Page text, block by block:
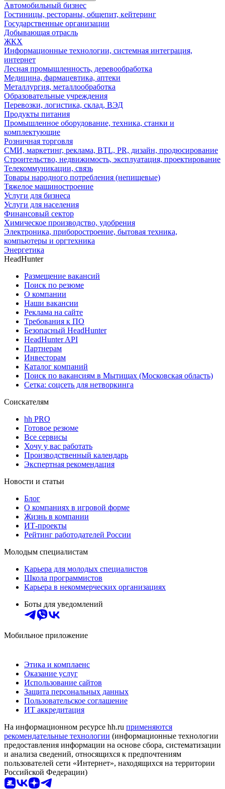
Автомобильный бизнес
Гостиницы, рестораны, общепит, кейтеринг
Государственные организации
Добывающая отрасль
ЖКХ
Информационные технологии, системная интеграция,
интернет
Лесная промышленность, деревообработка
Медицина, фармацевтика, аптеки
Металлургия, металлообработка
Образовательные учреждения
Перевозки, логистика, склад, ВЭД
Продукты питания
Промышленное оборудование, техника, станки и
комплектующие
Розничная торговля
СМИ, маркетинг, реклама, BTL, PR, дизайн, продюсирование
Строительство, недвижимость, эксплуатация, проектирование
Телекоммуникации, связь
Товары народного потребления (непищевые)
Тяжелое машиностроение
Услуги для бизнеса
Услуги для населения
Финансовый сектор
Химическое производство, удобрения
Электроника, приборостроение, бытовая техника,
компьютеры и оргтехника
Энергетика
HeadHunter
Размещение вакансий
Поиск по резюме
О компании
Наши вакансии
Реклама на сайте
Требования к ПО
Безопасный HeadHunter
HeadHunter API
Партнерам
Инвесторам
Каталог компаний
Поиск по вакансиям в Мытищах (Московская область)
Сетка: соцсеть для нетворкинга
Соискателям
hh PRO
Готовое резюме
Все сервисы
Хочу у вас работать
Производственный календарь
Экспертная рекомендация
Новости и статьи
Блог
О компаниях в игровой форме
Жизнь в компании
ИТ-проекты
Рейтинг работодателей России
Молодым специалистам
Карьера для молодых специалистов
Школа программистов
Карьера в некоммерческих организациях
Боты для уведомлений
Мобильное приложение
Этика и комплаенс
Оказание услуг
Использование сайтов
Защита персональных данных
Пользовательское соглашение
ИТ аккредитация
На информационном ресурсе hh.ru применяются
рекомендательные технологии (информационные технологии
предоставления информации на основе сбора, систематизации
и анализа сведений, относящихся к предпочтениям
пользователей сети «Интернет», находящихся на территории
Российской Федерации)